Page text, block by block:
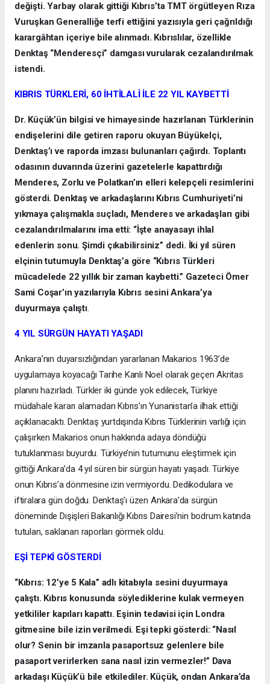
değişti. Yarbay olarak gittiği Kıbrıs’ta TMT örgütleyen Rıza
Vuruşkan Generalliğe terfi ettiğini yazısıyla geri çağrıldığı
karargâhtan içeriye bile alınmadı. Kıbrıslılar, özellikle
Denktaş “Menderesçi” damgası vurularak cezalandırılmak
istendi.
KIBRIS TÜRKLERİ, 60 İHTİLALİ İLE 22 YIL KAYBETTİ
Dr. Küçük’ün bilgisi ve himayesinde hazırlanan Türklerinin
endişelerini dile getiren raporu okuyan Büyükelçi,
Denktaş’ı ve raporda imzası bulunanları çağırdı. Toplantı
odasının duvarında üzerini gazetelerle kapattırdığı
Menderes, Zorlu ve Polatkan’ın elleri kelepçeli resimlerini
gösterdi. Denktaş ve arkadaşlarını Kıbrıs Cumhuriyeti’ni
yıkmaya çalışmakla suçladı, Menderes ve arkadaşları gibi
cezalandırılmalarını ima etti: “İşte anayasayı ihlal
edenlerin sonu. Şimdi çıkabilirsiniz” dedi. İki yıl süren
elçinin tutumuyla Denktaş’a göre “Kıbrıs Türkleri
mücadelede 22 yıllık bir zaman kaybetti.” Gazeteci Ömer
Sami Coşar’ın yazılarıyla Kıbrıs sesini Ankara’ya
duyurmaya çalıştı.
4 YIL SÜRGÜN HAYATI YAŞADI
Ankara’nın duyarsızlığından yararlanan Makarios 1963’de
uygulamaya koyacağı Tarihe Kanlı Noel olarak geçen Akritas
planını hazırladı. Türkler iki günde yok edilecek, Türkiye
müdahale kararı alamadan Kıbrıs’ın Yunanistan’a ilhak ettiği
açıklanacaktı. Denktaş yurtdışında Kıbrıs Türklerinin varlığı için
çalışırken Makarios onun hakkında adaya döndüğü
tutuklanması buyurdu. Türkiye’nin tutumunu eleştirmek için
gittiği Ankara’da 4 yıl süren bir sürgün hayatı yaşadı. Türkiye
onun Kıbrıs’a dönmesine izin vermiyordu. Dedikodulara ve
iftiralara gün doğdu. Denktaş’ı üzen Ankara’da sürgün
döneminde Dışişleri Bakanlığı Kıbrıs Dairesi’nin bodrum katında
tutulan, saklanan raporları görmek oldu.
EŞİ TEPKİ GÖSTERDİ
“Kıbrıs: 12’ye 5 Kala” adlı kitabıyla sesini duyurmaya
çalıştı. Kıbrıs konusunda söylediklerine kulak vermeyen
yetkililer kapıları kapattı. Eşinin tedavisi için Londra
gitmesine bile izin verilmedi. Eşi tepki gösterdi: “Nasıl
olur? Senin bir imzanla pasaportsuz gelenlere bile
pasaport verirlerken sana nasıl izin vermezler!” Dava
arkadaşı Küçük’ü bile etkilediler. Küçük, ondan Ankara’da